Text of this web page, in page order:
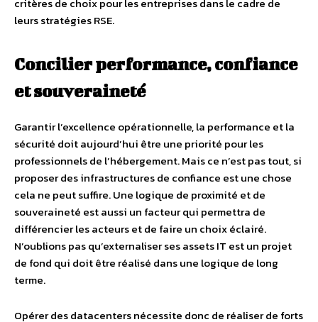
leurs stratégies RSE.
Concilier performance, confiance
et souveraineté
Garantir l’excellence opérationnelle, la performance et la
sécurité doit aujourd’hui être une priorité pour les
professionnels de l’hébergement. Mais ce n’est pas tout, si
proposer des infrastructures de confiance est une chose
cela ne peut suffire. Une logique de proximité et de
souveraineté est aussi un facteur qui permettra de
différencier les acteurs et de faire un choix éclairé.
N’oublions pas qu’externaliser ses assets IT est un projet
de fond qui doit être réalisé dans une logique de long
terme.
Opérer des datacenters nécessite donc de réaliser de forts